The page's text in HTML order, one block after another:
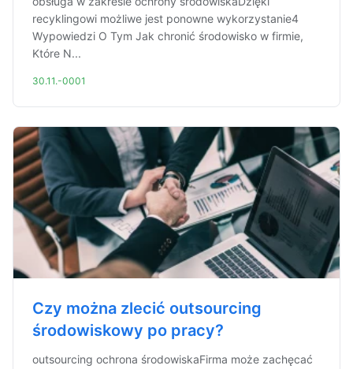
recyklingowi możliwe jest ponowne wykorzystanie4
Wypowiedzi O Tym Jak chronić środowisko w firmie,
Które N...
30.11.-0001
Czy można zlecić outsourcing
środowiskowy po pracy?
outsourcing ochrona środowiskaFirma może zachęcać